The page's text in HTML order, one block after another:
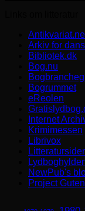
Arkiv for
Bibliotek.dk
Bog.nu
Bogrummet
eReolen
Internet
Krimimessen
Librivox
NewPub's
Project